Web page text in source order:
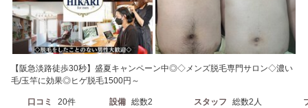
【阪急淡路徒歩30秒】盛夏キャンペーン中◎◇メンズ脱毛専門サロン◇濃い
毛/玉竿に効果◎ヒゲ脱毛1500円～
口コミ 20件 設備 総数2 スタッフ 総数2人